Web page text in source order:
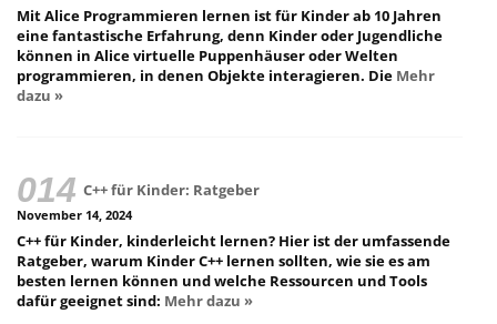
Mit Alice Programmieren lernen ist für Kinder ab 10 Jahren
eine fantastische Erfahrung, denn Kinder oder Jugendliche
können in Alice virtuelle Puppenhäuser oder Welten
programmieren, in denen Objekte interagieren. Die Mehr
dazu »
C++ für Kinder: Ratgeber
November 14, 2024
C++ für Kinder, kinderleicht lernen? Hier ist der umfassende
Ratgeber, warum Kinder C++ lernen sollten, wie sie es am
besten lernen können und welche Ressourcen und Tools
dafür geeignet sind: Mehr dazu »